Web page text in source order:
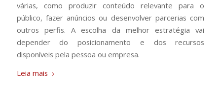
várias, como produzir conteúdo relevante para o
público, fazer anúncios ou desenvolver parcerias com
outros perfis. A escolha da melhor estratégia vai
depender do posicionamento e dos recursos
disponíveis pela pessoa ou empresa.
Leia mais